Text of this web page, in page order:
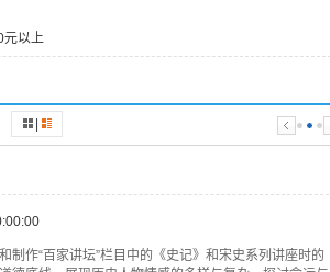
元以上
作“百家讲坛”栏目中的《史记》和宋史系列讲座时的